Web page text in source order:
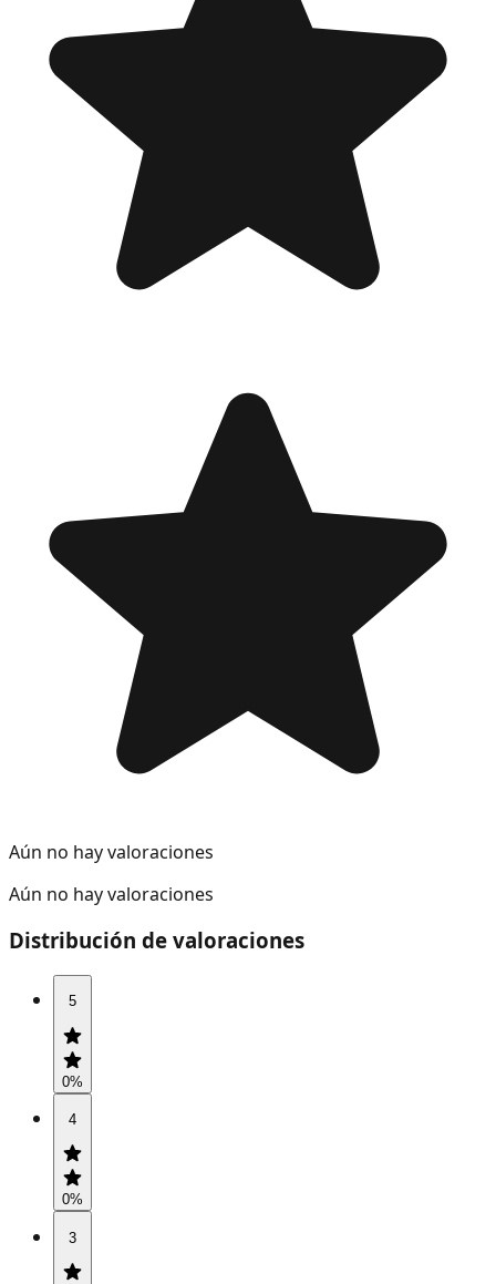
Aún no hay valoraciones
Aún no hay valoraciones
Distribución de valoraciones
5
0%
4
0%
3